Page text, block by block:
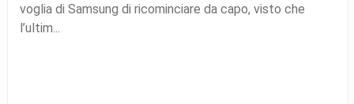
voglia di Samsung di ricominciare da capo, visto che
l’ultim...